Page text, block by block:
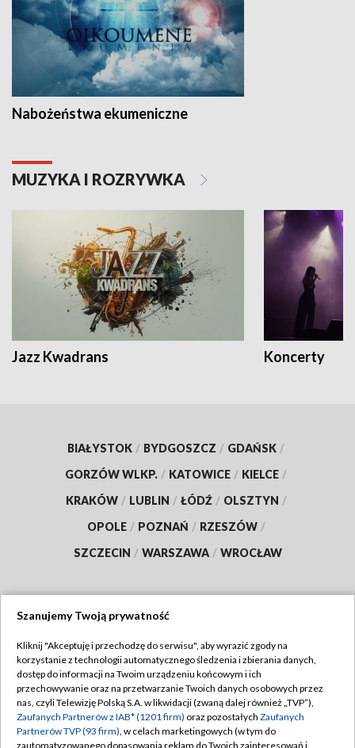
Nabożeństwa ekumeniczne
MUZYKA I ROZRYWKA
Jazz Kwadrans Koncerty
BIAŁYSTOK / BYDGOSZCZ / GDAŃSK /
GORZÓW WLKP. / KATOWICE / KIELCE /
KRAKÓW / LUBLIN / ŁÓDŹ / OLSZTYN /
OPOLE / POZNAŃ / RZESZÓW /
SZCZECIN / WARSZAWA / WROCŁAW
TVP
Abonament TVP
Emisja w TVP
Centrum informacji TVP
Regulamin TVP
Polityka prywatności
Moje zgody
Szanujemy Twoją prywatność
Kliknij "Akceptuję i przechodzę do serwisu", aby wyrazić zgody na
korzystanie z technologii automatycznego śledzenia i zbierania danych,
dostęp do informacji na Twoim urządzeniu końcowym i ich
przechowywanie oraz na przetwarzanie Twoich danych osobowych przez
nas, czyli Telewizję Polską S.A. w likwidacji (zwaną dalej również „TVP”),
Zaufanych Partnerów z IAB* (1201 firm) oraz pozostałych Zaufanych
Partnerów TVP (93 firm), w celach marketingowych (w tym do
zautomatyzowanego dopasowania reklam do Twoich zainteresowań i